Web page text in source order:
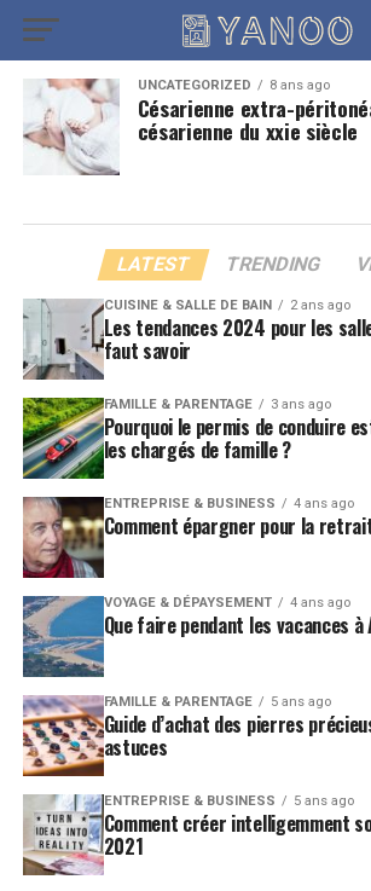
UNCATEGORIZED 8 ans ago
Césarienne extra-
césarienne du xxie siècle
LATEST TRENDING
CUISINE & SALLE DE BAIN 2 ans ago
Les tendances 2024 pour les
faut savoir
FAMILLE & PARENTAGE 3 ans ago
Pourquoi le permis de conduire
les chargés de famille ?
ENTREPRISE & BUSINESS 4 ans ago
Comment épargner pour la
VOYAGE & DÉPAYSEMENT 4 ans ago
Que faire pendant les vacances
FAMILLE & PARENTAGE 5 ans ago
Guide d’achat des pierres
astuces
ENTREPRISE & BUSINESS 5 ans ago
Comment créer intelligemment
2021